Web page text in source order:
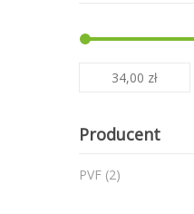
34,00 zł
Producent
PVF 2produkty